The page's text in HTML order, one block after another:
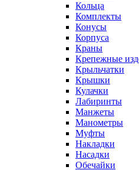
Кольца
Комплекты
Конусы
Корпуса
Краны
Крепежные
Крыльчатки
Крышки
Кулачки
Лабиринты
Манжеты
Манометры
Муфты
Накладки
Насадки
Обечайки